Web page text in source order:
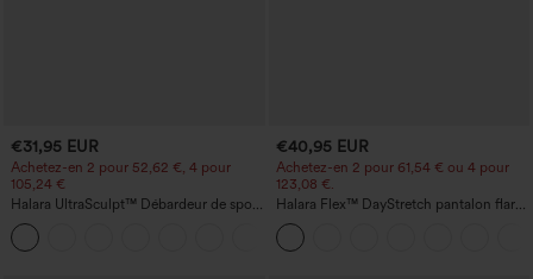
€31,95 EUR
Achetez-en 2 pour 52,62 €, 4 pour
105,24 €
Halara UltraSculpt™ Débardeur de sport
à col rond et ourlet arrondi
€40,95 EUR
Achetez-en 2 pour 61,54 € ou 4 pour
123,08 €.
Halara Flex™ DayStretch pantalon flare
de travail, taille mi-haute, poche latérale
zippée